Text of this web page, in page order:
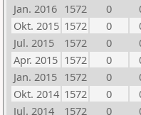
Jan. 2016 1572 0
Okt. 2015 1572 0
Jul. 2015
1572 0
Apr. 2015 1572 0
Jan. 2015 1572 0
Okt. 2014 1572 0
Jul. 2014
1572 0